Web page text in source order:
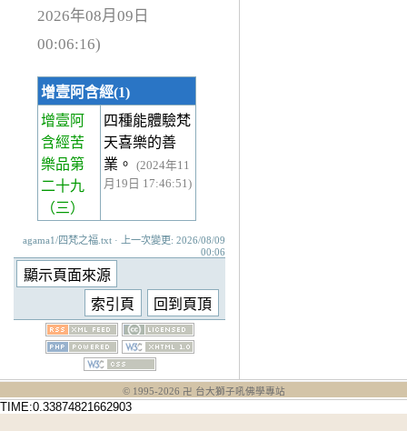
2026年08月09日
00:06:16)
增壹阿含經(1)
增壹阿
含經苦
樂品第
二十九
（三）
四種能體驗梵
天喜樂的善
業。
(2024年11
月19日 17:46:51)
agama1/四梵之福.txt · 上一次變更: 2026/08/09
00:06
© 1995-2026 卍 台大獅子吼佛學專站
TIME:0.33874821662903